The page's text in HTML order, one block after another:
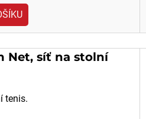
Net, síť na stolní
tenis.